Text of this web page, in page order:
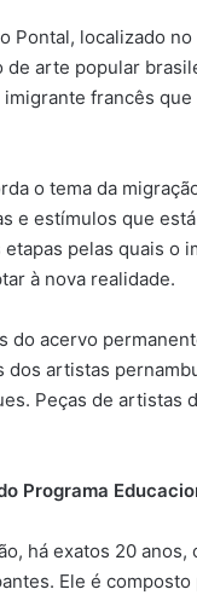
Pontal, localizado
de arte popular
francês
o tema da
e estímulos que
etapas pelas quais o
à nova realidade.
do acervo
dos artistas
Peças de artistas
Programa
há exatos 20 anos,
Ele é